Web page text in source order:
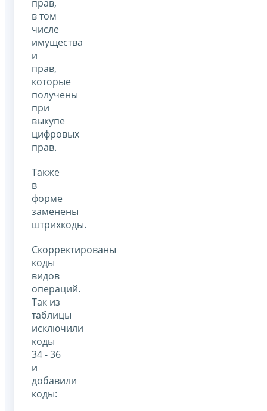
прав,
в том
числе
имущества
и
прав,
которые
получены
при
выкупе
цифровых
прав.
Также
в
форме
заменены
штрихкоды.
Скорректированы
коды
видов
операций.
Так из
таблицы
исключили
коды
34 - 36
и
добавили
коды: